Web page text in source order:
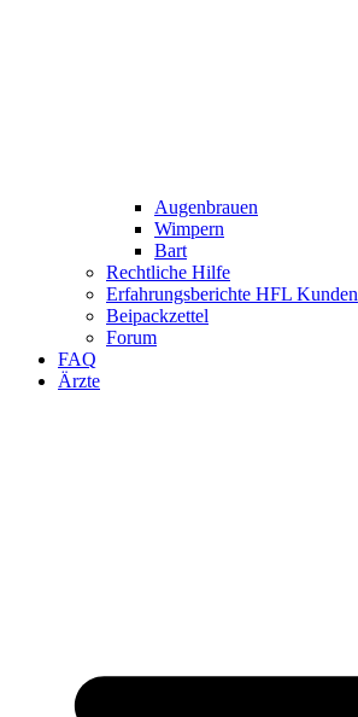
Augenbrauen
Wimpern
Bart
Rechtliche Hilfe
Erfahrungsberichte HFL Kunden
Beipackzettel
Forum
FAQ
Ärzte